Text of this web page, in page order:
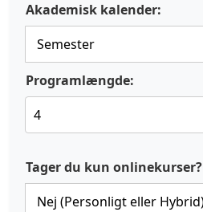
Akademisk kalender:
Programlængde:
Tager du kun onlinekurser?